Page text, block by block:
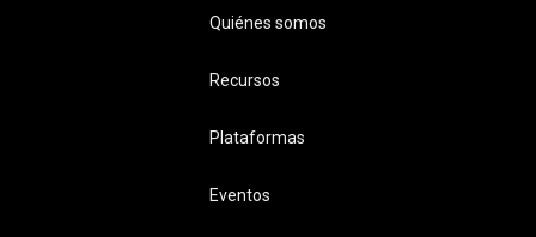
Quiénes somos
Recursos
Plataformas
Eventos